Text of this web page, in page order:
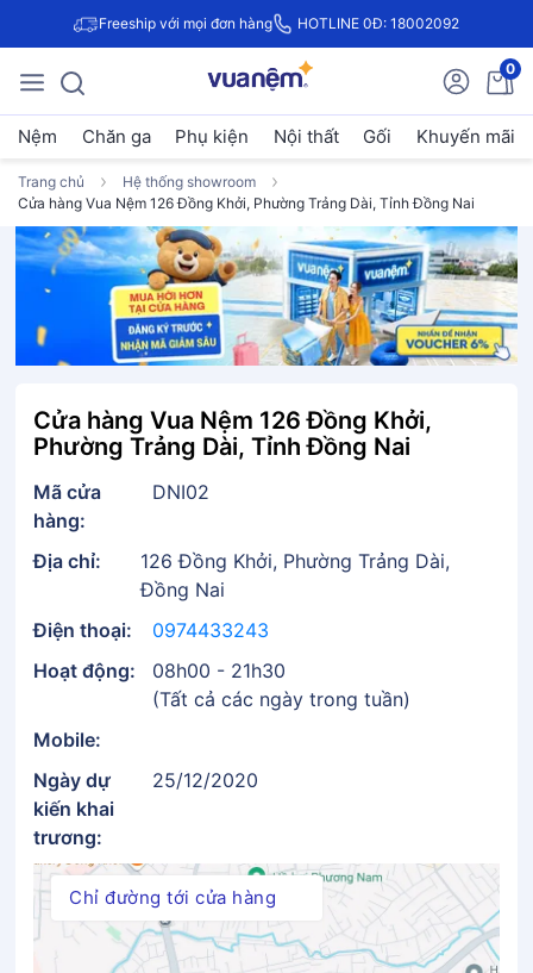
Freeship với mọi đơn hàng HOTLINE 0Đ: 18002092
0
Nệm Chăn ga Phụ kiện Nội thất Gối Khuyến mãi
Trang chủ
Hệ thống showroom
Cửa hàng Vua Nệm 126 Đồng Khởi, Phường Trảng Dài, Tỉnh Đồng Nai
Cửa hàng Vua Nệm 126 Đồng Khởi,
Phường Trảng Dài, Tỉnh Đồng Nai
Mã cửa
hàng:
DNI02
Địa chỉ:
126 Đồng Khởi, Phường Trảng Dài,
Đồng Nai
Điện thoại:
0974433243
Hoạt động:
08h00 - 21h30
(Tất cả các ngày trong tuần)
Mobile:
Ngày dự
kiến khai
trương:
25/12/2020
Chỉ đường tới cửa hàng